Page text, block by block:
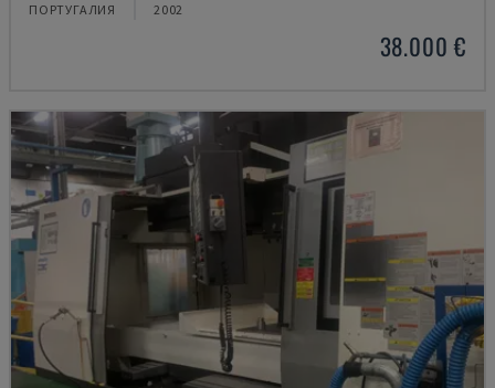
ПОРТУГАЛИЯ 2002
38.000 €